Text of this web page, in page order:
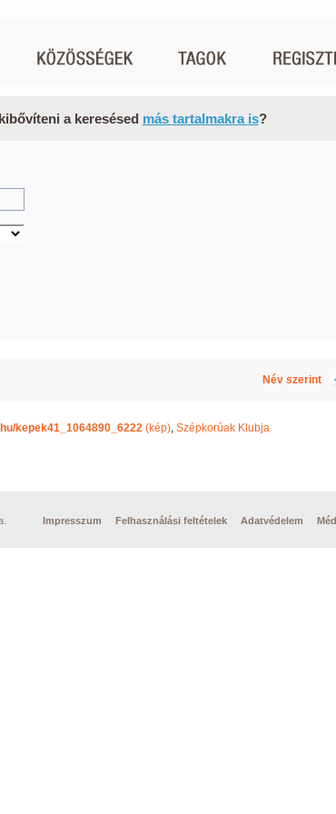
a keresésed más tartalmakra is?
Név szerint
kepek41_1064890_6222(kép), Szépkorúak Klubja
Impresszum Felhasználási feltételek Adatvédelem